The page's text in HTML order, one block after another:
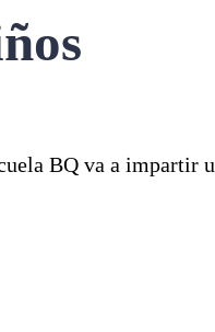
BQ va a impartir